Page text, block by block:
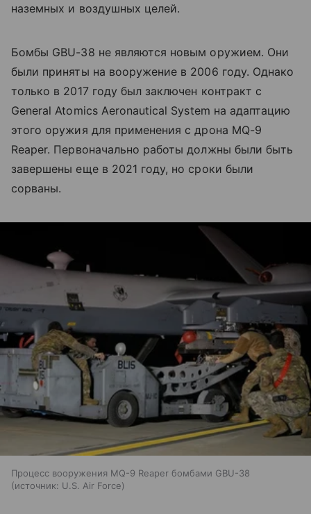
наземных и воздушных целей.
Бомбы GBU-38 не являются новым оружием. Они
были приняты на вооружение в 2006 году. Однако
только в 2017 году был заключен контракт с
General Atomics Aeronautical System на адаптацию
этого оружия для применения с дрона MQ-9
Reaper. Первоначально работы должны были быть
завершены еще в 2021 году, но сроки были
сорваны.
Процесс вооружения MQ-9 Reaper бомбами GBU-38
источник: U.S. Air Force